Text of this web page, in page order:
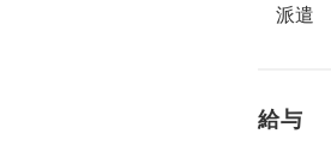
派遣
給与